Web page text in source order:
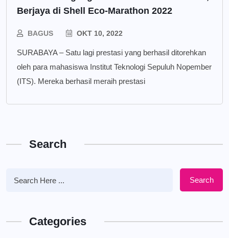
Berjaya di Shell Eco-Marathon 2022
BAGUS OKT 10, 2022
SURABAYA – Satu lagi prestasi yang berhasil ditorehkan
oleh para mahasiswa Institut Teknologi Sepuluh Nopember
(ITS). Mereka berhasil meraih prestasi
Search
Search
Categories